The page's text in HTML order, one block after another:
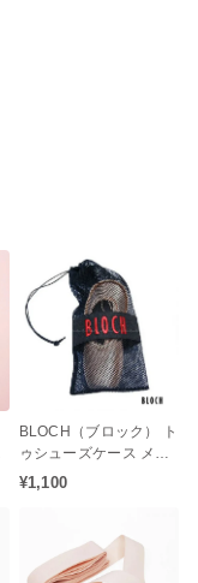
BLOCH（ブロック） ト
ゥシューズケース メッ
シュバッグ
¥1,100